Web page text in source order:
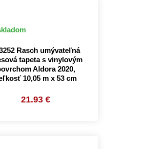
Rasch umývateľná
tapeta s vinylovým
Aldora 2020,
10,05 m x 53 cm
21.93 €